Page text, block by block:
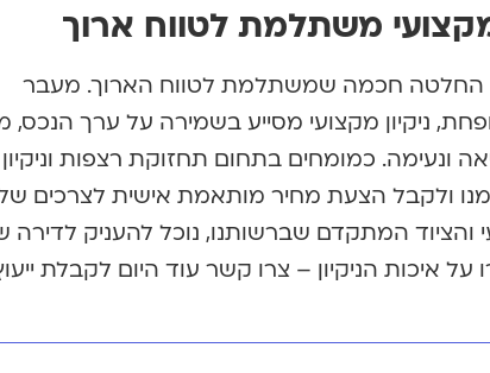
משתלמת לטווח ארוך
החלטה חכמה שמשתלמת לטווח הארוך. מעבר
ניקיון מקצועי מסייע בשמירה על ערך הנכס,
ונעימה. כמומחים בתחום תחזוקת רצפות וניקיון
ולקבל הצעת מחיר מותאמת אישית לצרכים
והציוד המתקדם שברשותנו, נוכל להעניק לדירה
איכות הניקיון – צרו קשר עוד היום לקבלת